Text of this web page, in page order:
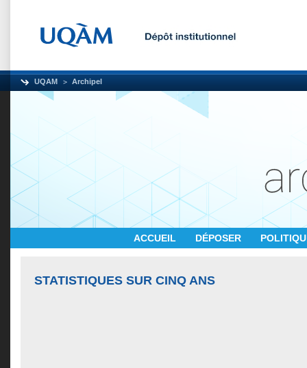
UQAM Archipel
ACCUEIL DÉPOSER
STATISTIQUES SUR CINQ ANS